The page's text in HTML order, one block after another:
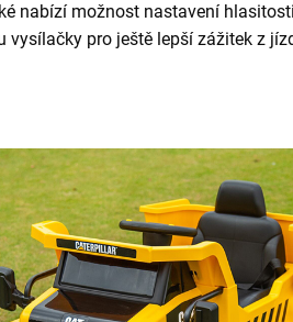
nabízí možnost nastavení
vysílačky pro ještě lepší zážitek z